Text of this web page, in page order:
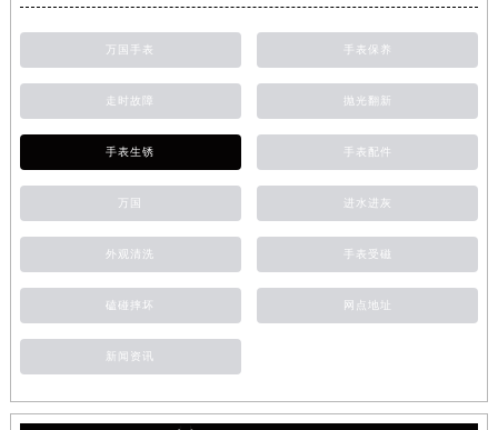
万国手表 手表保养
走时故障 抛光翻新
手表生锈 手表配件
万国 进水进灰
外观清洗 手表受磁
磕碰摔坏 网点地址
新闻资讯